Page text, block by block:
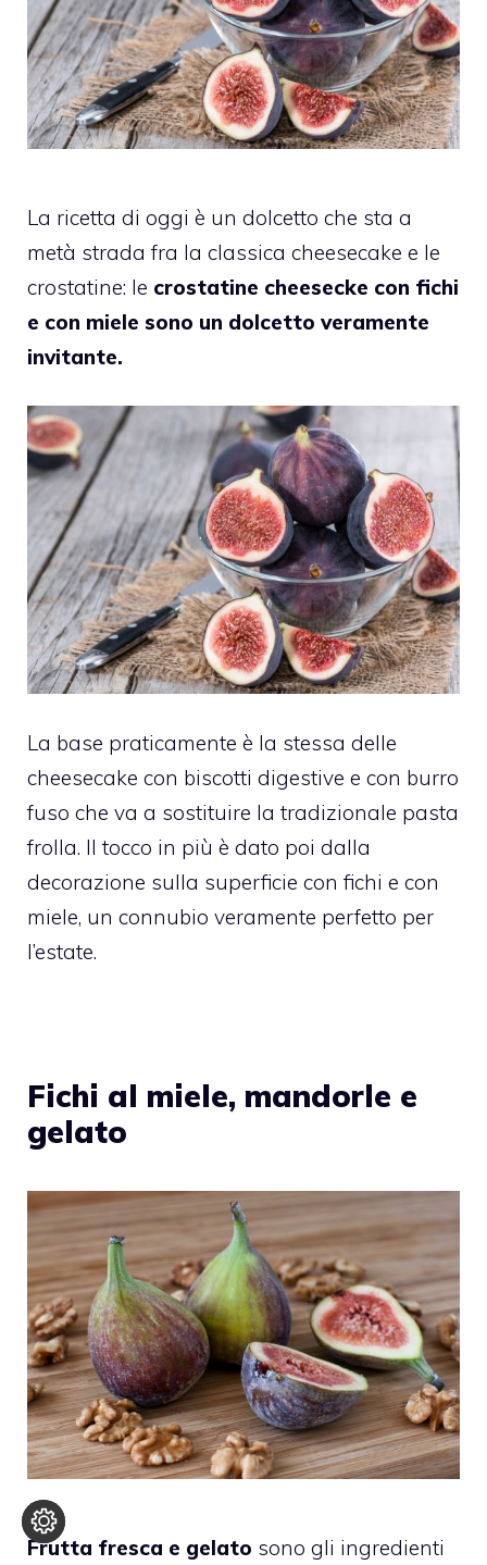
La ricetta di oggi è un dolcetto che sta a
metà strada fra la classica cheesecake e le
crostatine: le crostatine cheesecke con fichi
e con miele sono un dolcetto veramente
invitante.
La base praticamente è la stessa delle
cheesecake con biscotti digestive e con burro
fuso che va a sostituire la tradizionale pasta
frolla. Il tocco in più è dato poi dalla
decorazione sulla superficie con fichi e con
miele, un connubio veramente perfetto per
l’estate.
Fichi al miele, mandorle e
gelato
Frutta fresca e gelato sono gli ingredienti